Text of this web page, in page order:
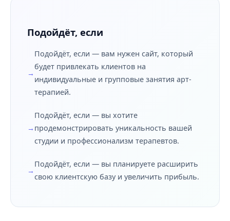
Подойдёт, если
Подойдёт, если — вам нужен сайт, который
будет привлекать клиентов на
индивидуальные и групповые занятия арт-
терапией.
Подойдёт, если — вы хотите
продемонстрировать уникальность вашей
студии и профессионализм терапевтов.
Подойдёт, если — вы планируете расширить
свою клиентскую базу и увеличить прибыль.